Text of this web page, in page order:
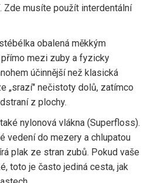
Zde musíte použít interdentální
obalená měkkým
mezi zuby a fyzicky
účinnější než klasická
„srazí" nečistoty dolů, zatímco
z plochy.
nylonová vlákna (Superfloss).
vedení do mezery a chlupatou
plak ze stran zubů. Pokud vaše
toto je často jediná cesta, jak